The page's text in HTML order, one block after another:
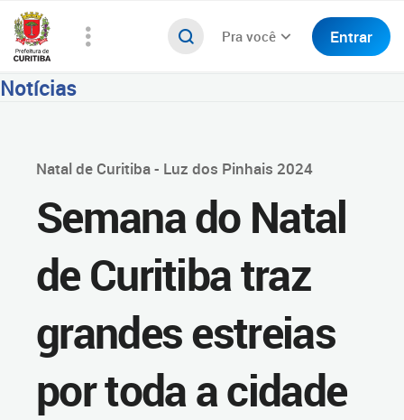
Pra você Entrar
Notícias
Natal de Curitiba - Luz dos Pinhais 2024
Semana do Natal
de Curitiba traz
grandes estreias
por toda a cidade